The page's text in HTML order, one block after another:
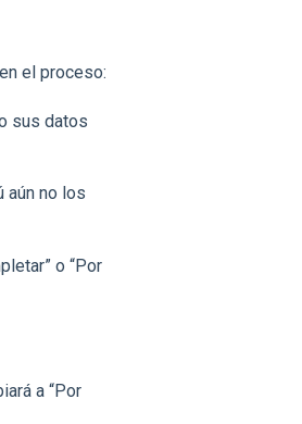
el proceso:
sus datos
no los
o “Por
a “Por